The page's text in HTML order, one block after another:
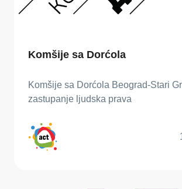
Komšije sa Dorćola
Komšije sa Dorćola Beograd-Stari
zastupanje ljudska prava